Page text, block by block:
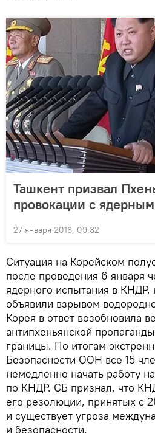
Ташкент призвал
провокации с
27 января 2016, 09:32
Ситуация на Корейском
после проведения 6 января
ядерного испытания в КНДР,
объявили взрывом
Корея в ответ возобновила
антипхеньянской
границы. По итогам
Безопасности ООН все 15
немедленно начать работу
по КНДР. CБ признал, что
его резолюции, принятых с
и существует угроза
и безопасности.